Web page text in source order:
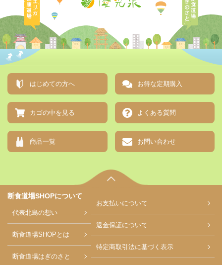
はじめての方へ お得な定期購入
カゴの中を見る よくある質問
商品一覧 お問い合わせ
断食道場SHOPについて
代表北島の想い
断食道場SHOPとは
断食道場はぎのさと
お支払いについて
返金保証について
特定商取引法に基づく表示